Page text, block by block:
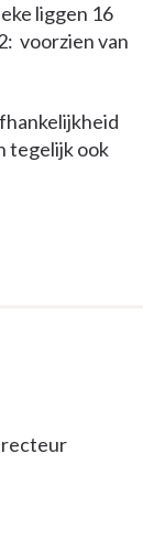
liggen 16
voorzien van
tegelijk ook